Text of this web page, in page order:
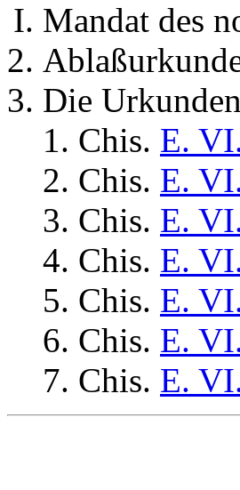
Mandat des
Die
Chis. E.
Chis. E.
Chis. E.
Chis. E.
Chis. E.
Chis. E.
Chis. E.